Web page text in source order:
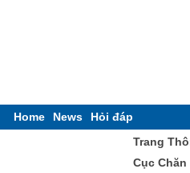
Home News
Hỏi đáp
Trang
Cục